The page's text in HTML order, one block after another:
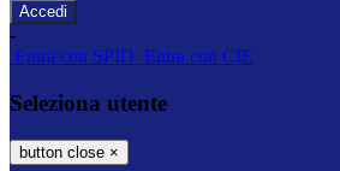
-
Entra con SPID Entra con CIE
Seleziona utente
button close ×